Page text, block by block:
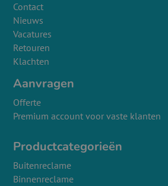
Contact
Nieuws
Vacatures
Retouren
Klachten
Aanvragen
Offerte
Premium account voor vaste klanten
Productcategorieën
Buitenreclame
Binnenreclame